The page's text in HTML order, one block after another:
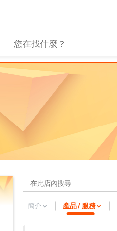
簡介 產品 / 服務